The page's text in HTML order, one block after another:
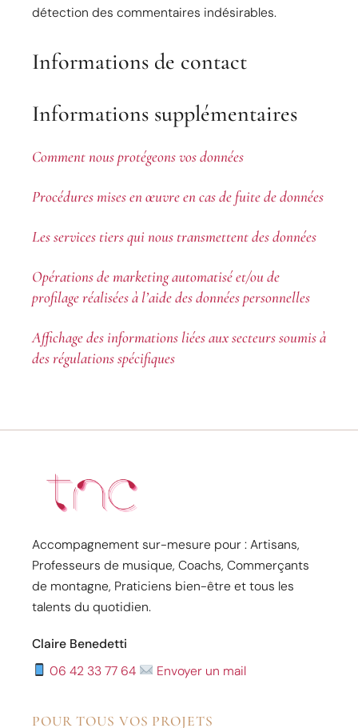
détection des commentaires indésirables.
Informations de contact
Informations supplémentaires
Comment nous protégeons vos données
Procédures mises en œuvre en cas de fuite de données
Les services tiers qui nous transmettent des données
Opérations de marketing automatisé et/ou de
profilage réalisées à l’aide des données personnelles
Affichage des informations liées aux secteurs soumis à
des régulations spécifiques
Accompagnement sur-mesure pour : Artisans,
Professeurs de musique, Coachs, Commerçants
de montagne, Praticiens bien-être et tous les
talents du quotidien.
Claire Benedetti
06 42 33 77 64
Envoyer un mail
POUR TOUS VOS PROJETS